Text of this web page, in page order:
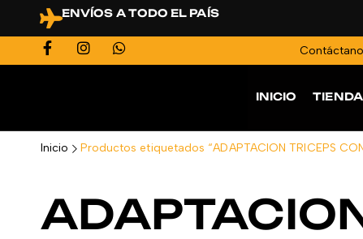
ENVÍOS A TODO EL PAÍS
INICIO TIENDA
Inicio Productos etiquetados “ADAPTACION TRICEPS